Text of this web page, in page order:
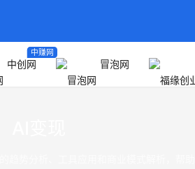
中创网
中赚网
冒泡网